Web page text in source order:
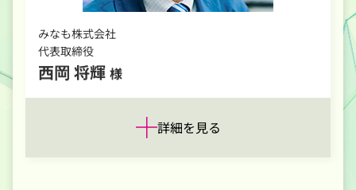
みなも株式会社
代表取締役
西岡 将輝 様
詳細を見る